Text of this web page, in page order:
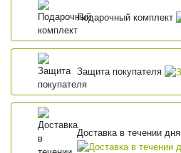
Подарочный комплект
Защита покупателя
Доставка в течении дня